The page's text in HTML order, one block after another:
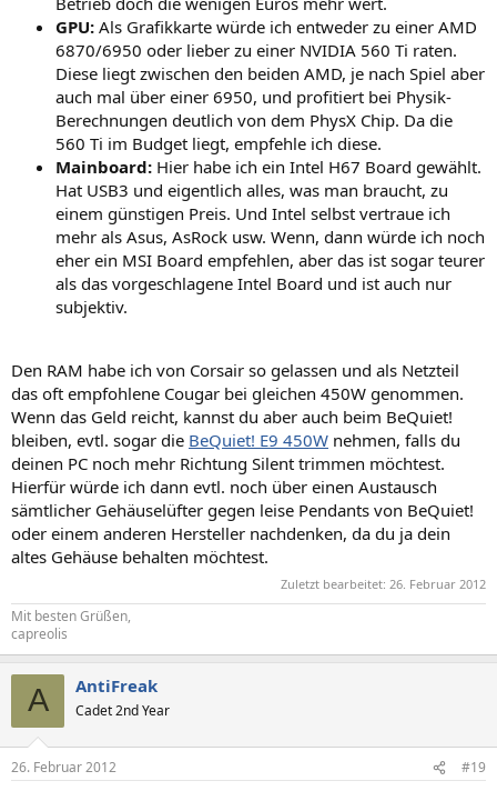
GPU: Als Grafikkarte würde ich entweder zu einer AMD
6870/6950 oder lieber zu einer NVIDIA 560 Ti raten.
Diese liegt zwischen den beiden AMD, je nach Spiel aber
auch mal über einer 6950, und profitiert bei Physik-
Berechnungen deutlich von dem PhysX Chip. Da die
560 Ti im Budget liegt, empfehle ich diese.
Mainboard: Hier habe ich ein Intel H67 Board gewählt.
Hat USB3 und eigentlich alles, was man braucht, zu
einem günstigen Preis. Und Intel selbst vertraue ich
mehr als Asus, AsRock usw. Wenn, dann würde ich noch
eher ein MSI Board empfehlen, aber das ist sogar teurer
als das vorgeschlagene Intel Board und ist auch nur
subjektiv.
Den RAM habe ich von Corsair so gelassen und als Netzteil
das oft empfohlene Cougar bei gleichen 450W genommen.
Wenn das Geld reicht, kannst du aber auch beim BeQuiet!
bleiben, evtl. sogar die BeQuiet! E9 450W nehmen, falls du
deinen PC noch mehr Richtung Silent trimmen möchtest.
Hierfür würde ich dann evtl. noch über einen Austausch
sämtlicher Gehäuselüfter gegen leise Pendants von BeQuiet!
oder einem anderen Hersteller nachdenken, da du ja dein
altes Gehäuse behalten möchtest.
Zuletzt bearbeitet: 26. Februar 2012
Mit besten Grüßen,
capreolis
A AntiFreak
Cadet 2nd Year
26. Februar 2012 #19